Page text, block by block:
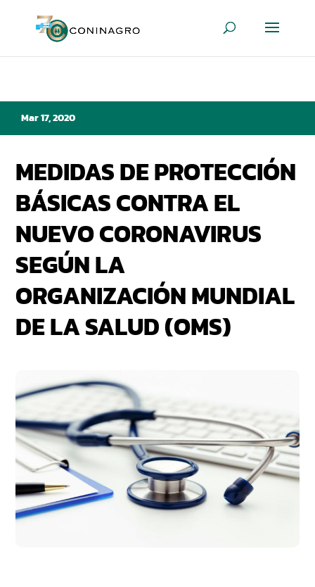
Mar 17, 2020
MEDIDAS DE PROTECCIÓN
BÁSICAS CONTRA EL
NUEVO CORONAVIRUS
SEGÚN LA
ORGANIZACIÓN MUNDIAL
DE LA SALUD (OMS)